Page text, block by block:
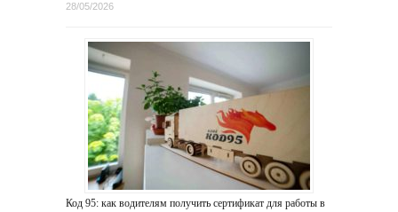
28/05/2026
Код 95: как водителям получить сертификат для работы в